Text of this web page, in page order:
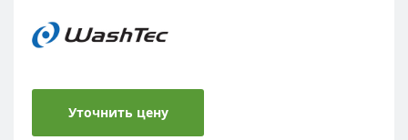
Уточнить цену